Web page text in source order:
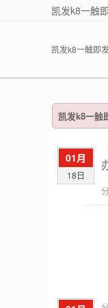
凯发k8一触
凯发k8一触即发
凯发k8一触
01月
18日